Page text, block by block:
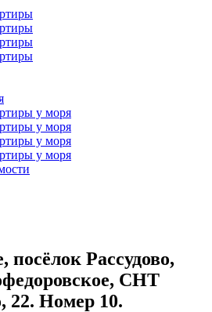
у моря
у моря
у моря
у моря
посёлок Рассудово,
СНТ
22. Номер 10.